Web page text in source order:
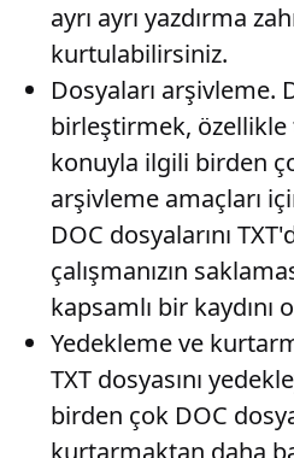
ayrı ayrı yazdırma
kurtulabilirsiniz.
Dosyaları arşivleme.
birleştirmek,
konuyla ilgili birden
arşivleme amaçları
DOC dosyalarını
çalışmanızın
kapsamlı bir
Yedekleme ve
TXT dosyasını
birden çok DOC
kurtarmaktan daha